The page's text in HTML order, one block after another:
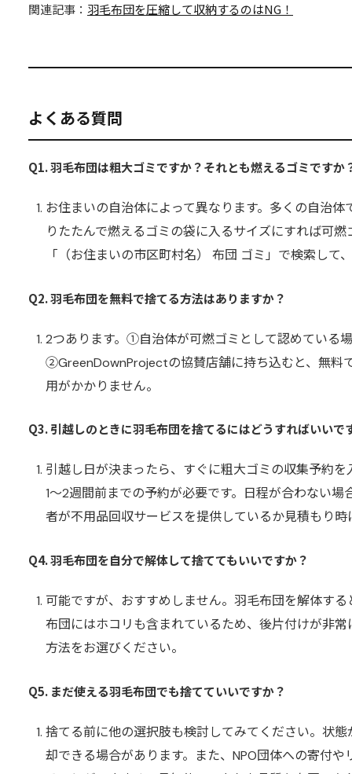
関連記事： 羽毛布団を圧縮して収納するのはNG！
よくある質問
Q1. 羽毛布団は粗大ゴミですか？それとも燃えるゴミですか
お住まいの自治体によって異なります。多くの自治
りたたんで燃えるゴミの袋に入るサイズにすれば可
「（お住まいの市区町村名） 布団 ゴミ」で検索し
Q2. 羽毛布団を無料で捨てる方法はありますか？
2つあります。①自治体が可燃ゴミとして認めている
②GreenDownProjectの協賛店舗に持ち込むと、無料
用がかかりません。
Q3. 引越しのときに羽毛布団を捨てるにはどうすればいいで
引越し日が決まったら、すぐに粗大ゴミの収集予約
1〜2週間前までの予約が必要です。日程が合わない
者が不用品回収サービスを提供しているか見積もり
Q4. 羽毛布団を自分で解体して捨ててもいいですか？
可能ですが、おすすめしません。羽毛布団を解体す
布団にはホコリも含まれているため、後片付けが非
方法をお選びください。
Q5. まだ使える羽毛布団でも捨てていいですか？
捨てる前に他の選択肢も検討してみてください。状
却できる場合があります。また、NPO団体への寄付